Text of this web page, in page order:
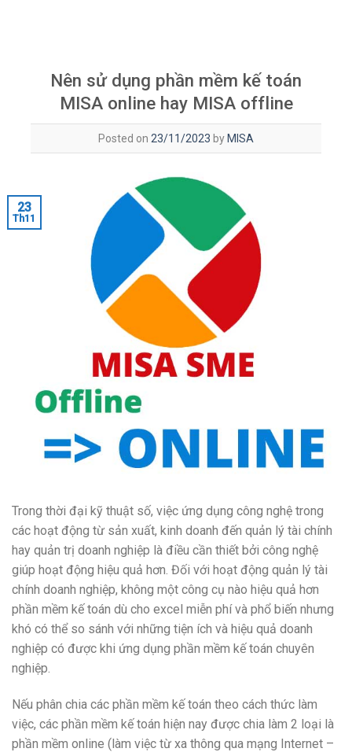
Nên sử dụng phần mềm kế toán
MISA online hay MISA offline
Posted on 23/11/2023 by MISA
23
Th11
Trong thời đại kỹ thuật số, việc ứng dụng công nghệ trong
các hoạt động từ sản xuất, kinh doanh đến quản lý tài chính
hay quản trị doanh nghiệp là điều cần thiết bởi công nghệ
giúp hoạt động hiệu quả hơn. Đối với hoạt động quản lý tài
chính doanh nghiệp, không một công cụ nào hiệu quả hơn
phần mềm kế toán dù cho excel miễn phí và phổ biến nhưng
khó có thể so sánh với những tiện ích và hiệu quả doanh
nghiệp có được khi ứng dụng phần mềm kế toán chuyên
nghiệp.
Nếu phân chia các phần mềm kế toán theo cách thức làm
việc, các phần mềm kế toán hiện nay được chia làm 2 loại là
phần mềm online (làm việc từ xa thông qua mạng Internet –